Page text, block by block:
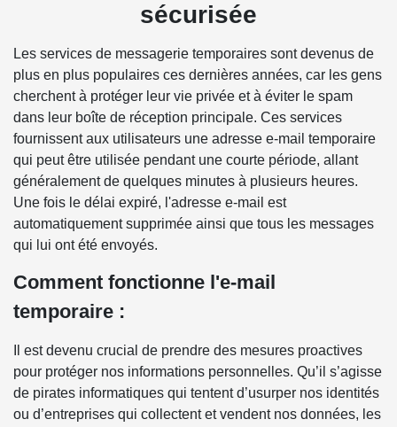
sécurisée
Les services de messagerie temporaires sont devenus de
plus en plus populaires ces dernières années, car les gens
cherchent à protéger leur vie privée et à éviter le spam
dans leur boîte de réception principale. Ces services
fournissent aux utilisateurs une adresse e-mail temporaire
qui peut être utilisée pendant une courte période, allant
généralement de quelques minutes à plusieurs heures.
Une fois le délai expiré, l'adresse e-mail est
automatiquement supprimée ainsi que tous les messages
qui lui ont été envoyés.
Comment fonctionne l'e-mail
temporaire :
Il est devenu crucial de prendre des mesures proactives
pour protéger nos informations personnelles. Qu’il s’agisse
de pirates informatiques qui tentent d’usurper nos identités
ou d’entreprises qui collectent et vendent nos données, les